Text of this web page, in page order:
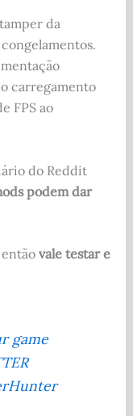
da
carregamento
FPS ao
do Reddit
podem dar
vale testar e
game